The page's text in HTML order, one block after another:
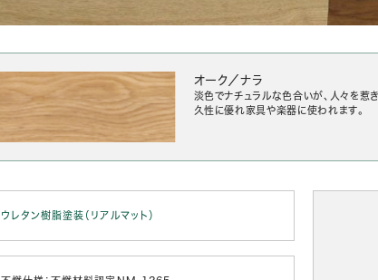
オーク／ナラ
淡色でナチュラルな色合いが、人々を惹
久性に優れ家具や楽器に使われます。
ウレタン樹脂塗装（リアルマット）